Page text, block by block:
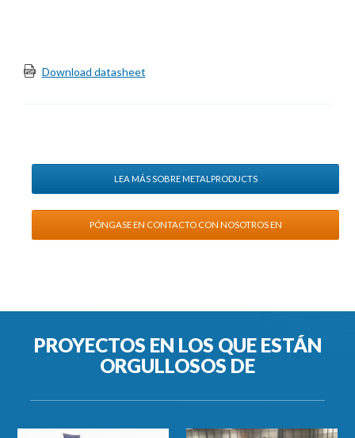
Download datasheet
LEA MÁS SOBRE METALPRODUCTS
PÓNGASE EN CONTACTO CON NOSOTROS EN
PROYECTOS EN LOS QUE ESTÁN
ORGULLOSOS DE